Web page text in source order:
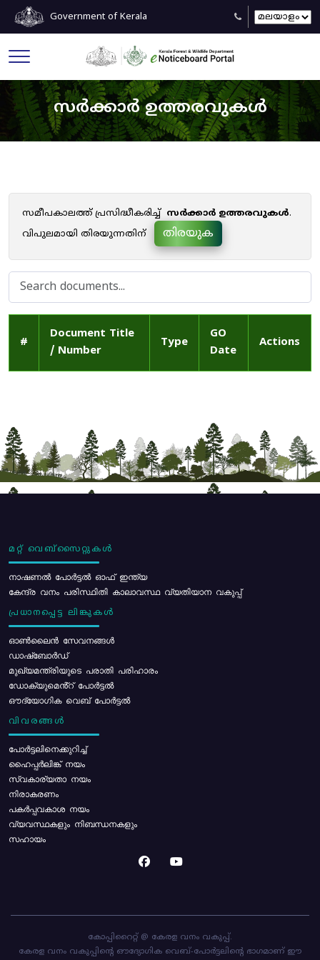
Government of Kerala
സർക്കാർ ഉത്തരവുകൾ
സമീപകാലത്ത് പ്രസിദ്ധീകരിച്ച് സർക്കാർ ഉത്തരവുകൾ.
വിപുലമായി തിരയുന്നതിന്
തിരയുക
#
Document Title
/ Number
Type
GO
Date
Actions
മറ്റ് വെബ്സൈറ്റുകൾ
നാഷണൽ പോർട്ടൽ ഓഫ് ഇന്ത്യ
കേന്ദ്ര വനം പരിസ്ഥിതി കാലാവസ്ഥ വ്യതിയാന വകുപ്പ്
പ്രധാനപ്പെട്ട ലിങ്കുകൾ
ഓൺലൈൻ സേവനങ്ങൾ
ഡാഷ്ബോർഡ്
മുഖ്യമന്ത്രിയുടെ പരാതി പരിഹാരം
ഡോക്യുമെൻ്റ് പോർട്ടൽ
ഔദ്യോഗിക വെബ് പോർട്ടൽ
വിവരങ്ങൾ
പോര്‍ട്ടലിനെക്കുറിച്ച്
ഹൈപ്പർലിങ്ക് നയം
സ്വകാര്യതാ നയം
നിരാകരണം
പകർപ്പവകാശ നയം
വ്യവസ്ഥകളും നിബന്ധനകളും
സഹായം
കോപ്പിറൈറ്റ് @ കേരള വനം വകുപ്പ്.
കേരള വനം വകുപ്പിന്റെ ഔദ്യോഗിക വെബ്-പോർട്ടലിന്റെ ഭാഗമാണ് ഈ